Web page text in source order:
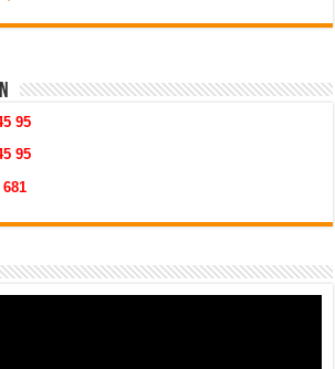
95
95
681